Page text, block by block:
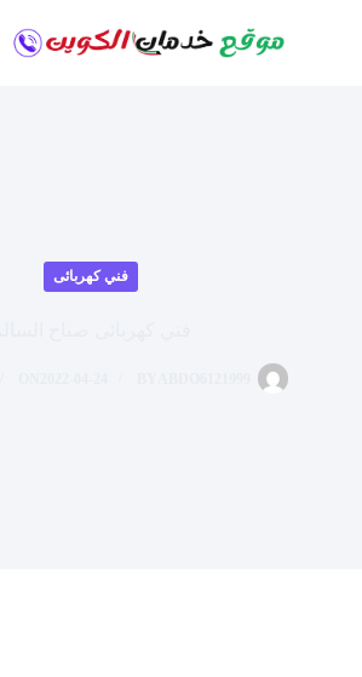
فني كهربائى